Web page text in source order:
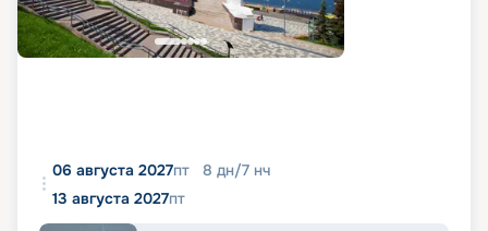
06 августа 2027пт 8 дн/7 нч
13 августа 2027пт